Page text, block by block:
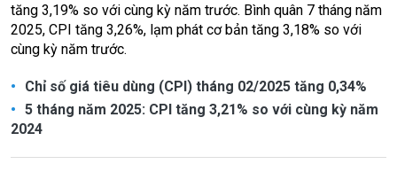
tăng 3,19% so với cùng kỳ năm trước. Bình quân 7 tháng năm
2025, CPI tăng 3,26%, lạm phát cơ bản tăng 3,18% so với
cùng kỳ năm trước.
Chỉ số giá tiêu dùng (CPI) tháng 02/2025 tăng 0,34%
5 tháng năm 2025: CPI tăng 3,21% so với cùng kỳ năm
2024